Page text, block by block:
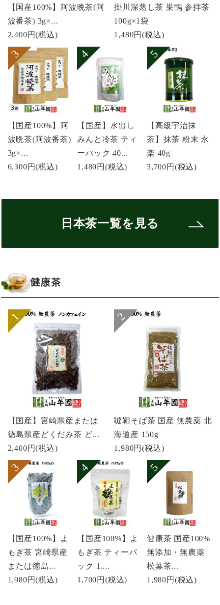
【国産100%】阿波晩茶(阿
波番茶) 3g×...
2,400円(税込)
掛川深蒸し茶 巣鴨 参拝茶
100g×1袋
1,480円(税込)
【国産100%】阿
波晩茶(阿波番茶)
3g×...
6,300円(税込)
【国産】水出し
みんと冷茶 ティ
ーパック 40...
1,480円(税込)
【高級宇治抹
茶】抹茶 粉末 永
楽 40g
3,700円 (税込)
日本茶一覧を見る
健康茶
【国産】宮崎県産または
徳島県産どくだみ茶 ど...
2,400円(税込)
韃靼そば茶 国産 無農薬 北
海道産 150g
1,980円(税込)
【国産100%】よ
もぎ茶 宮崎県産
または徳島...
1,980円(税込)
【国産100%】よ
もぎ茶 ティーパ
ック 1....
1,700円(税込)
健康茶 国産100%
無添加・無農薬
松葉茶...
1,980円 (税込)